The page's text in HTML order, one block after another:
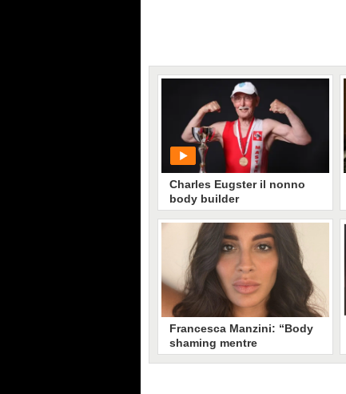
Charles Eugster il nonno
body builder
PLAY
14621 • diNotizieCuriose
Francesca Manzini: “Body
shaming mentre
conducevo Striscia la